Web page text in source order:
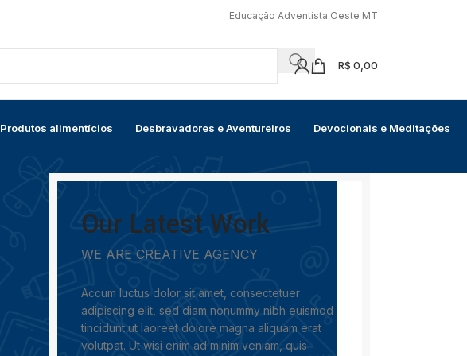
Educação Adventista Oeste MT
R$ 0,00
Produtos alimentícios Desbravadores e Aventureiros Devocionais e Meditações
Our Latest Work
WE ARE CREATIVE AGENCY
Accum luctus dolor sit amet, consectetuer
adipiscing elit, sed diam nonummy nibh euismod
tincidunt ut laoreet dolore magna aliquam erat
volutpat. Ut wisi enim ad minim veniam, quis